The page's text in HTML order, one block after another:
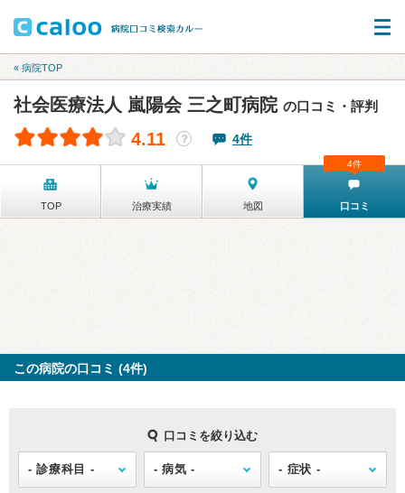
« 病院TOP
社会医療法人 嵐陽会 三之町病院 の口コミ・評判
4.11 ？ 4件
TOP 治療実績 地図 口コミ
4件
この病院の口コミ (4件)
口コミを絞り込む